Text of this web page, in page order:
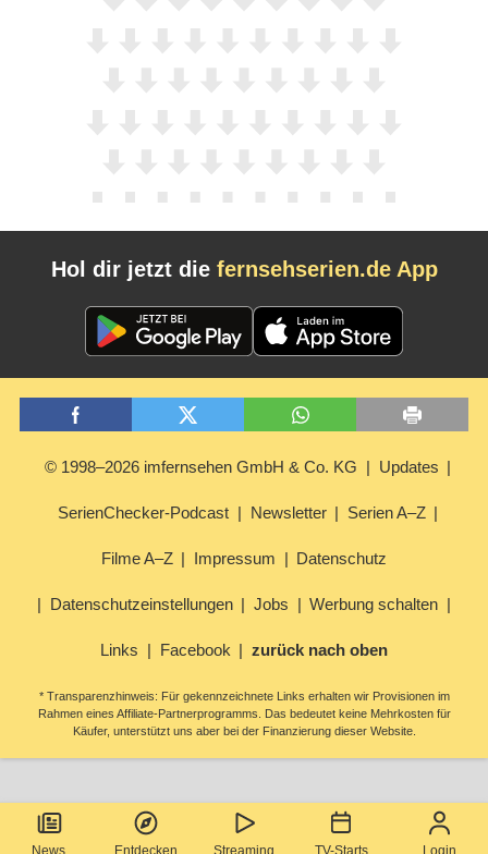
News Entdecken Streaming TV-Starts Login
Hol dir jetzt die fernsehserien.de App
© 1998–2026 imfernsehen GmbH & Co. KG Updates
SerienChecker-Podcast Newsletter Serien A–Z
Filme A–Z Impressum Datenschutz
Datenschutzeinstellungen Jobs Werbung schalten
Links Facebook zurück nach oben
* Transparenzhinweis: Für gekennzeichnete Links erhalten wir Provisionen im
Rahmen eines Affiliate-Partnerprogramms. Das bedeutet keine Mehrkosten für
Käufer, unterstützt uns aber bei der Finanzierung dieser Website.